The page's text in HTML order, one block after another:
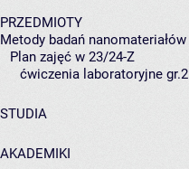
PRZEDMIOTY
Metody badań nanomateriałów
Plan zajęć w 23/24-Z
ćwiczenia laboratoryjne gr.2
STUDIA
AKADEMIKI